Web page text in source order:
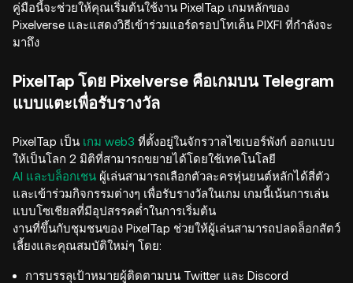
คู่มือนี้จะช่วยให้คุณเริ่มต้นใช้งาน PixelTap เกมหลักของ
Pixelverse และแสดงวิธีเข้าร่วมแอร์ดรอปโทเค็น PIXFI ที่กำลังจะ
มาถึง
PixelTap โดย Pixelverse คือเกมบน Telegram
แบบแตะเพื่อรับรางวัล
PixelTap เป็น เกม web3 ที่ตั้งอยู่ในจักรวาลไซเบอร์พังก์ ออกแบบ
ให้เป็นโลก 2 มิติที่สามารถขยายได้โดยใช้เทคโนโลยี
AI และบล็อกเชน ผู้เล่นสามารถเลือกตัวละครหุ่นยนต์หลักได้สี่ตัว
และเข้าร่วมกิจกรรมต่างๆ เพื่อรับรางวัลในเกม เกมนี้เน้นการเล่น
แบบโซเชียลที่มีอุปสรรคต่ำในการเริ่มต้น
งานที่ขึ้นกับชุมชนของ PixelTap ช่วยให้ผู้เล่นสามารถปลดล็อกสัตว์
เลี้ยงและคุณสมบัติใหม่ๆ โดย:
การบรรลุเป้าหมายผู้ติดตามบน Twitter และ Discord